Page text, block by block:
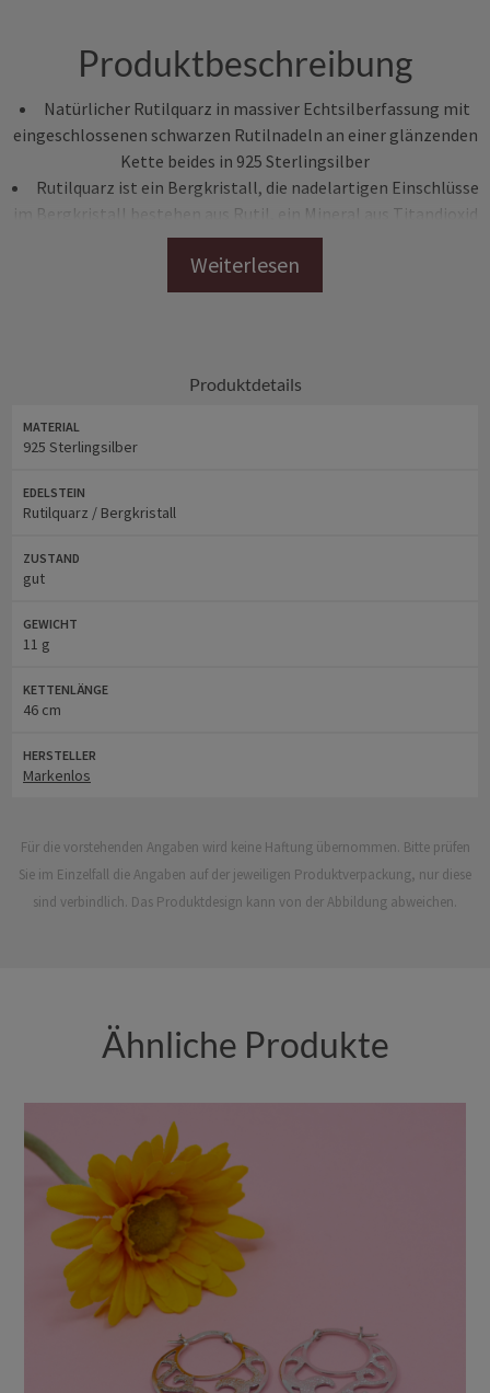
Produktbeschreibung
Natürlicher Rutilquarz in massiver Echtsilberfassung mit
eingeschlossenen schwarzen Rutilnadeln an einer glänzenden
Kette beides in 925 Sterlingsilber
Rutilquarz ist ein Bergkristall, die nadelartigen Einschlüsse
im Bergkristall bestehen aus Rutil, ein Mineral aus Titandioxid
oder Eisenoxid
1803 wurde Rutil als ein eigenständiges Mineral benannt
der Rutilquarz ist die Nr. 1 in der spirituellen Bedeutung
Produktdetails
MATERIAL
925 Sterlingsilber
EDELSTEIN
Rutilquarz / Bergkristall
ZUSTAND
gut
GEWICHT
11 g
KETTENLÄNGE
46 cm
HERSTELLER
Markenlos
Für die vorstehenden Angaben wird keine Haftung übernommen. Bitte prüfen
Sie im Einzelfall die Angaben auf der jeweiligen Produktverpackung, nur diese
sind verbindlich. Das Produktdesign kann von der Abbildung abweichen.
Ähnliche Produkte